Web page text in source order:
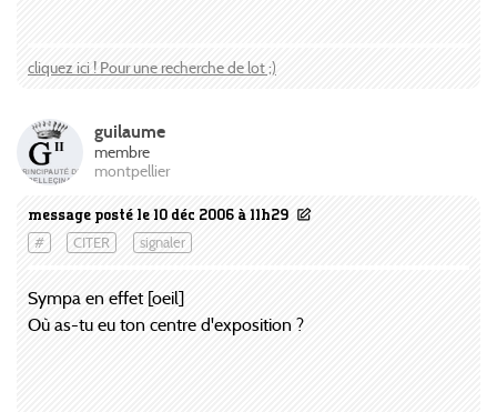
cliquez ici ! Pour une recherche de lot ;)
message posté le 10 déc 2006 à 11h29
# CITER signaler
guilaume
membre
montpellier
Sympa en effet [oeil]
Où as-tu eu ton centre d'exposition ?